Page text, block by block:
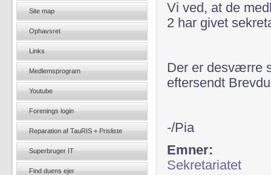
Vi ved, at de
2 har givet
Der er desværre
eftersendt
-/Pia
Emner:
Sekretariatet
Site map
Ophavsret
Links
Medlemsprogram
Youtube
Forenings login
Reparation af TauRIS + Prisliste
Superbruger IT
Find duens ejer